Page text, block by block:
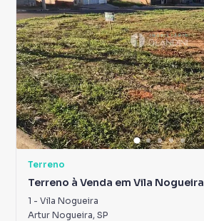
Terreno
Terreno à Venda em Vila Nogueira
1 - Vila Nogueira
Artur Nogueira, SP